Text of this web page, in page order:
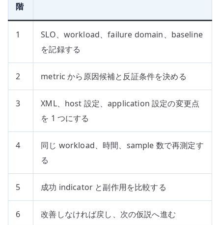
階
1
SLO、workload、failure domain、baseline
を記録する
2 metric から原因候補と反証条件を決める
3
XML、host 設定、application 設定の変更点
を 1 つにする
4
同じ workload、時間、sample 数で再測定す
る
5 成功 indicator と副作用を比較する
6 改善しなければ戻し、次の仮説へ進む